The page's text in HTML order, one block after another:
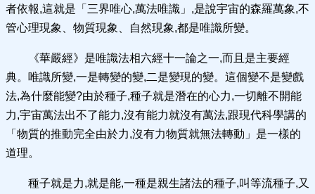
者依報,這就是「三界唯心,萬法唯識」,是說宇宙的森羅萬象,不
管心理現象、物質現象、自然現象,都是唯識所變。
《華嚴經》是唯識法相六經十一論之一,而且是主要經
典。唯識所變,一是轉變的變,二是變現的變。這個變不是變戲
法,為什麼能變?由於種子,種子就是潛在的心力,一切離不開能
力,宇宙萬法出不了能力,沒有能力就沒有萬法,跟現代科學講的
「物質的推動完全由於力,沒有力物質就無法轉動」是一樣的
道理。
種子就是力,就是能,一種是親生諸法的種子,叫等流種子,又